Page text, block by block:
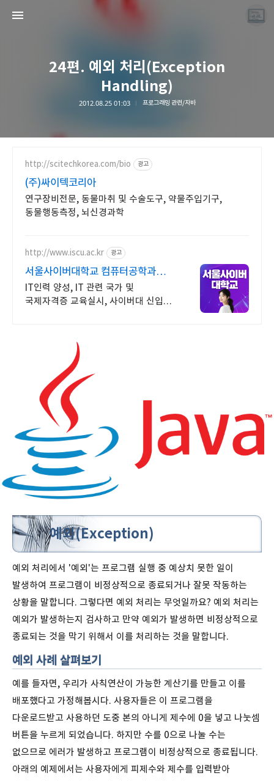
24편. 예외 처리(Exception
Handling)
2012.08.25 01:03 프로그래밍 관련/자바
http://scitechkorea.com/bio 광고
(주)싸이텍코리아
연구장비전문, 동물마취 및 수술도구, 약물주입기구,
동물행동측정, 뇌신경과학
http://www.iscu.ac.kr 광고
서울사이버대학교 컴퓨터공학과
2026 가을학기 신편입생
IT인력 양성, IT 관련 국가 및
국제자격증 교육실시, 사이버대 신입생
예외(Exception)
예외 처리에서 '예외'는 프로그램 실행 중 예상치 못한 일이
발생하여 프로그램이 비정상적으로 종료되거나 잘못 작동하는
상황을 말합니다. 그렇다면 예외 처리는 무엇일까요? 예외 처리는
예외가 발생하는지 검사하고 만약 예외가 발생하면 비정상적으로
종료되는 것을 막기 위해서 이를 처리하는 것을 말합니다.
예외 사례 살펴보기
예를 들자면, 우리가 사칙연산이 가능한 계산기를 만들고 이를
배포했다고 가정해봅시다. 사용자들은 이 프로그램을
다운로드받고 사용하던 도중 본의 아니게 제수에 0을 넣고 나눗셈
버튼을 누르게 되었습니다. 하지만 수를 0으로 나눌 수는
없으므로 에러가 발생하고 프로그램이 비정상적으로 종료됩니다.
아래의 예제에서는 사용자에게 피제수와 제수를 입력받아
끝나지 않는 프로그래밍 일기